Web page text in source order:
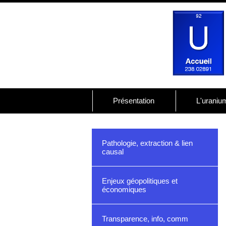
Présentation
Pathologie, extraction & lien
causal
Enjeux géopolitiques et
économiques
Transparence, info, comm